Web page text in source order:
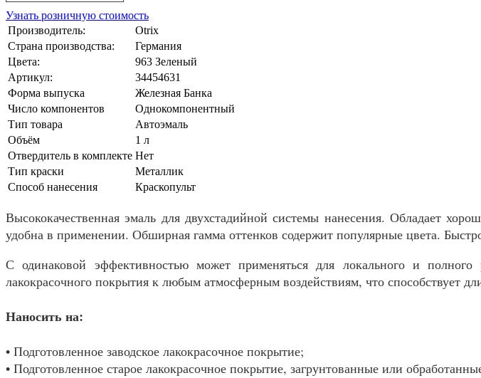
Узнать розничную стоимость
Производитель:
Otrix
Страна производства:
Германия
Цвета:
963 Зеленый
Артикул:
34454631
Форма выпуска
Железная Банка
Число компонентов
Однокомпонентный
Тип товара
Автоэмаль
Объём
1 л
Отвердитель в комплекте Нет
Тип краски
Металлик
Способ нанесения
Краскопульт
Высококачественная эмаль для двухстадийной системы нанесения. Обладает
удобна в применении. Обширная гамма оттенков содержит популярные цвета.
С одинаковой эффективностью может применяться для локального и полного
лакокрасочного покрытия к любым атмосферным воздействиям, что способствует
Наносить на:
• Подготовленное заводское лакокрасочное покрытие;
• Подготовленное старое лакокрасочное покрытие, загрунтованные или